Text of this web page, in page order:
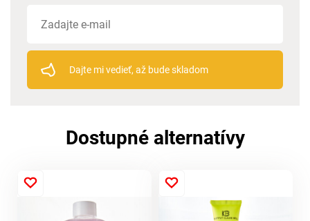
Dajte mi vedieť, až bude skladom
Dostupné alternatívy